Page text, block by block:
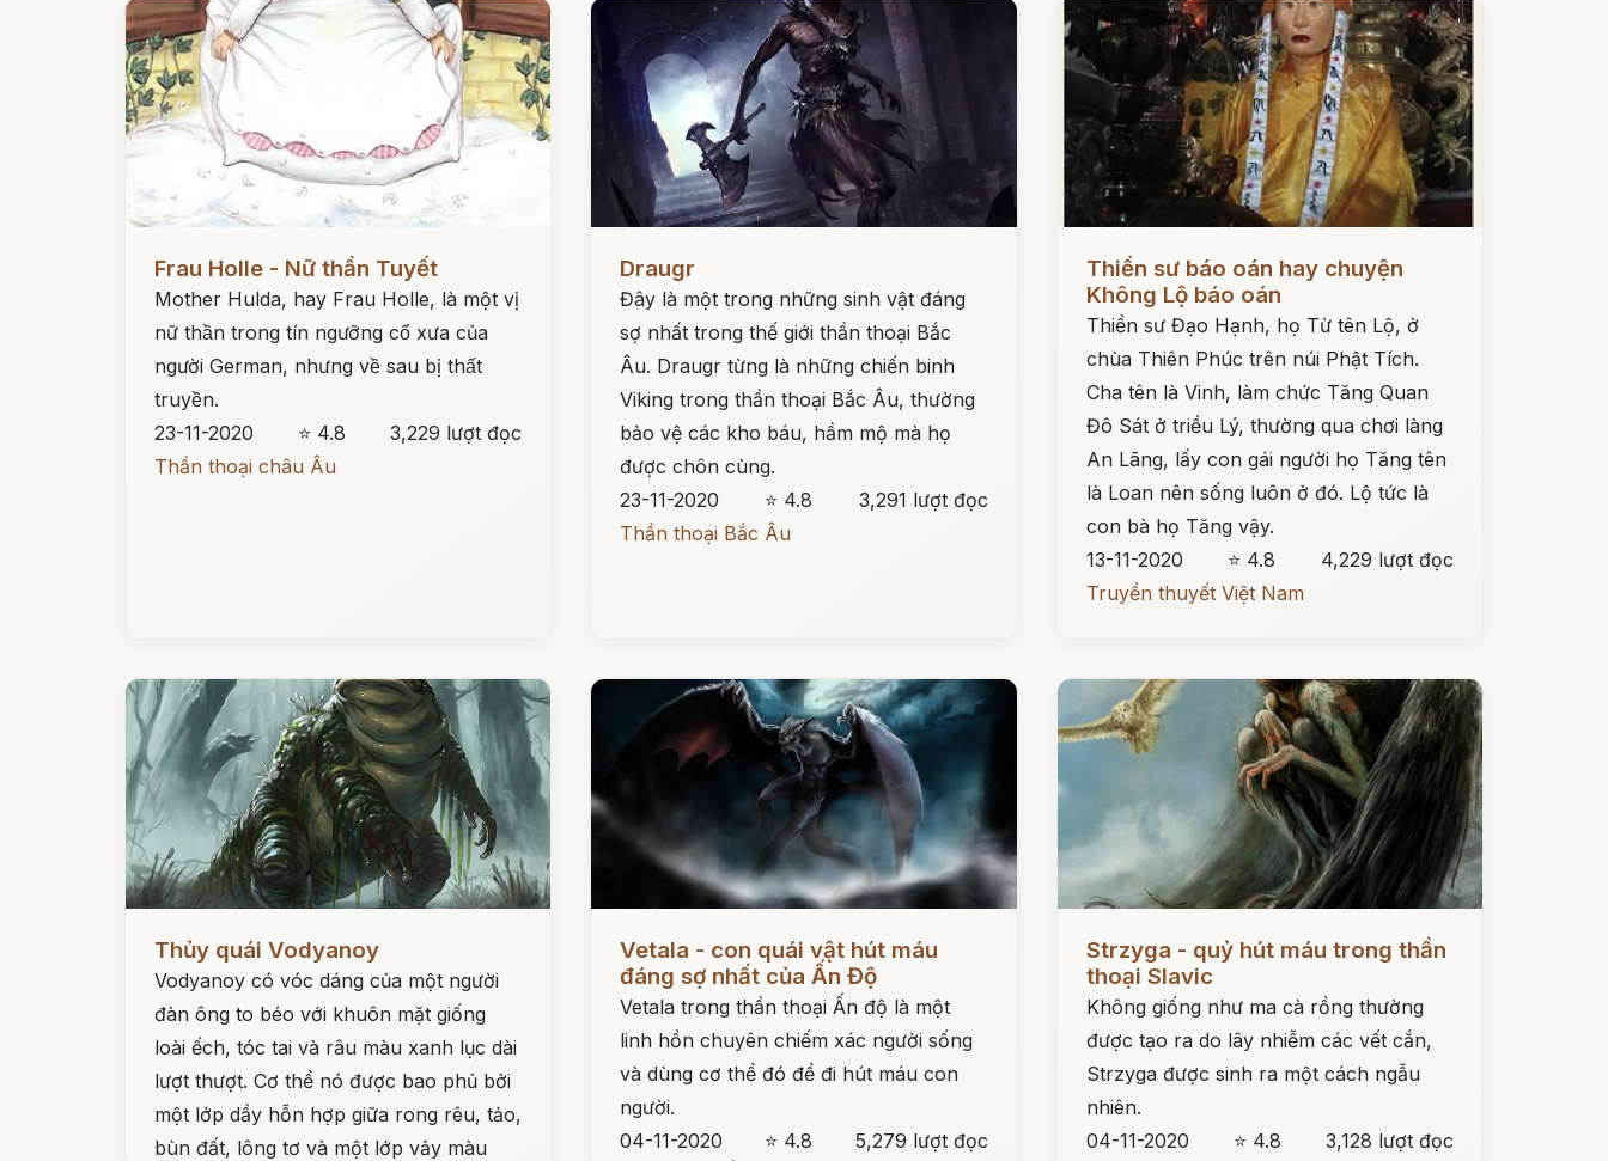
Frau Holle - Nữ thần Tuyết
Mother Hulda, hay Frau Holle, là một vị
nữ thần trong tín ngưỡng cổ xưa của
người German, nhưng về sau bị thất
truyền.
23-11-2020
⭐ 4.8
3,229 lượt đọc
Thần thoại châu Âu
Draugr
Đây là một trong những sinh vật đáng
sợ nhất trong thế giới thần thoại Bắc
Âu. Draugr từng là những chiến binh
Viking trong thần thoại Bắc Âu, thường
bảo vệ các kho báu, hầm mộ mà họ
được chôn cùng.
23-11-2020
⭐ 4.8
3,291 lượt đọc
Thần thoại Bắc Âu
Đọc ngay
Thiền sư báo oán hay chuyện
Không Lộ báo oán
Thiền sư Đạo Hạnh, họ Từ tên Lộ, ở
chùa Thiên Phúc trên núi Phật Tích.
Cha tên là Vinh, làm chức Tăng Quan
Đô Sát ở triều Lý, thường qua chơi làng
An Lãng, lấy con gái người họ Tăng tên
là Loan nên sống luôn ở đó. Lộ tức là
con bà họ Tăng vậy.
13-11-2020
⭐ 4.8
4,229 lượt đọc
Truyền thuyết Việt Nam
Thủy quái Vodyanoy
Vodyanoy có vóc dáng của một người
đàn ông to béo với khuôn mặt giống
loài ếch, tóc tai và râu màu xanh lục dài
lượt thượt. Cơ thể nó được bao phủ bởi
một lớp dầy hỗn hợp giữa rong rêu, tảo,
bùn đất, lông tơ và một lớp vảy màu
Vetala - con quái vật hút máu
đáng sợ nhất của Ấn Độ
Vetala trong thần thoại Ấn độ là một
linh hồn chuyên chiếm xác người sống
và dùng cơ thể đó để đi hút máu con
người.
04-11-2020
⭐ 4.8
5,279 lượt đọc
Strzyga - quỷ hút máu trong thần
thoại Slavic
Không giống như ma cà rồng thường
được tạo ra do lây nhiễm các vết cắn,
Strzyga được sinh ra một cách ngẫu
nhiên.
04-11-2020
⭐ 4.8
3,128 lượt đọc